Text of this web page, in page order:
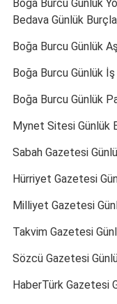
Boğa Burcu Günlük
Bedava Günlük
Boğa Burcu Günlük
Boğa Burcu Günlük İş
Boğa Burcu Günlük
Mynet Sitesi Günlük
Sabah Gazetesi
Hürriyet Gazetesi
Milliyet Gazetesi
Takvim Gazetesi
Sözcü Gazetesi
HaberTürk Gazetesi